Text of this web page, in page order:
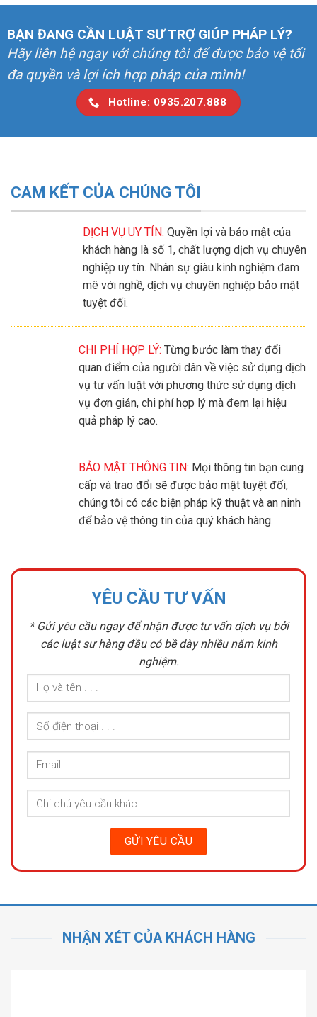
BẠN ĐANG CẦN LUẬT SƯ TRỢ GIÚP PHÁP LÝ?
Hãy liên hệ ngay với chúng tôi để được bảo vệ tối
đa quyền và lợi ích hợp pháp của mình!
Hotline: 0935.207.888
CAM KẾT CỦA CHÚNG TÔI
DỊCH VỤ UY TÍN: Quyền lợi và bảo mật của
khách hàng là số 1, chất lượng dịch vụ chuyên
nghiệp uy tín. Nhân sự giàu kinh nghiệm đam
mê với nghề, dịch vụ chuyên nghiệp bảo mật
tuyệt đối.
CHI PHÍ HỢP LÝ: Từng bước làm thay đổi
quan điểm của người dân về việc sử dụng dịch
vụ tư vấn luật với phương thức sử dụng dịch
vụ đơn giản, chi phí hợp lý mà đem lại hiệu
quả pháp lý cao.
BẢO MẬT THÔNG TIN: Mọi thông tin bạn cung
cấp và trao đổi sẽ được bảo mật tuyệt đối,
chúng tôi có các biện pháp kỹ thuật và an ninh
để bảo vệ thông tin của quý khách hàng.
YÊU CẦU TƯ VẤN
* Gửi yêu cầu ngay để nhận được tư vấn dịch vụ bởi
các luật sư hàng đầu có bề dày nhiều năm kinh
nghiệm.
NHẬN XÉT CỦA KHÁCH HÀNG